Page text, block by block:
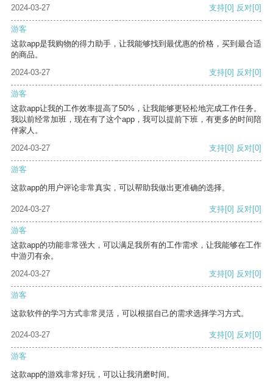
2024-03-27 支持[0] 反对[0]
游客
这款app是我购物的得力助手，让我能够找到最优惠的价格，买到最合适
的商品。
2024-03-27
支持[0] 反对[0]
游客
这款app让我的工作效率提高了50%，让我能够更轻松地完成工作任务。
我以前经常加班，现在有了这个app，我可以提前下班，有更多的时间陪
伴家人。
2024-03-27
支持[0] 反对[0]
游客
这款app的用户评论非常真实，可以帮助我做出更准确的选择。
2024-03-27 支持[0] 反对[0]
游客
这款app的功能非常强大，可以满足我所有的工作需求，让我能够在工作
中游刃有余。
2024-03-27
支持[0] 反对[0]
游客
这款软件的学习方式非常灵活，可以根据自己的需求选择学习方式。
2024-03-27 支持[0] 反对[0]
游客
这款app的游戏非常好玩，可以让我消磨时间。